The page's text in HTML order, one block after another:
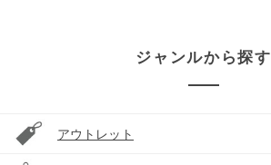
ジャンルから探す
アウトレット